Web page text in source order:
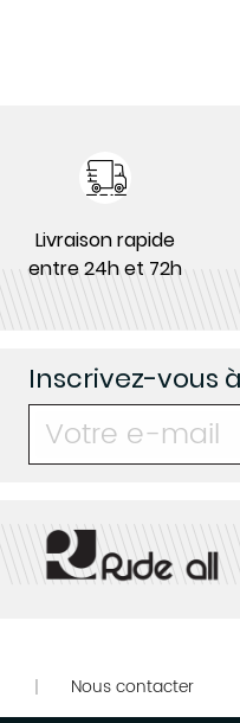
Livraison rapide
entre 24h et 72h
Inscrivez-vous
| Nous contacter